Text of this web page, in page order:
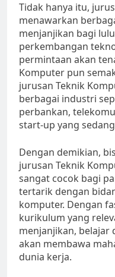
Tidak hanya itu,
menawarkan
menjanjikan bagi
perkembangan
permintaan akan
Komputer pun
jurusan Teknik
berbagai industri
perbankan,
start-up yang
Dengan demikian,
jurusan Teknik
sangat cocok bagi
tertarik dengan
komputer. Dengan
kurikulum yang
menjanjikan, belajar
akan membawa
dunia kerja.